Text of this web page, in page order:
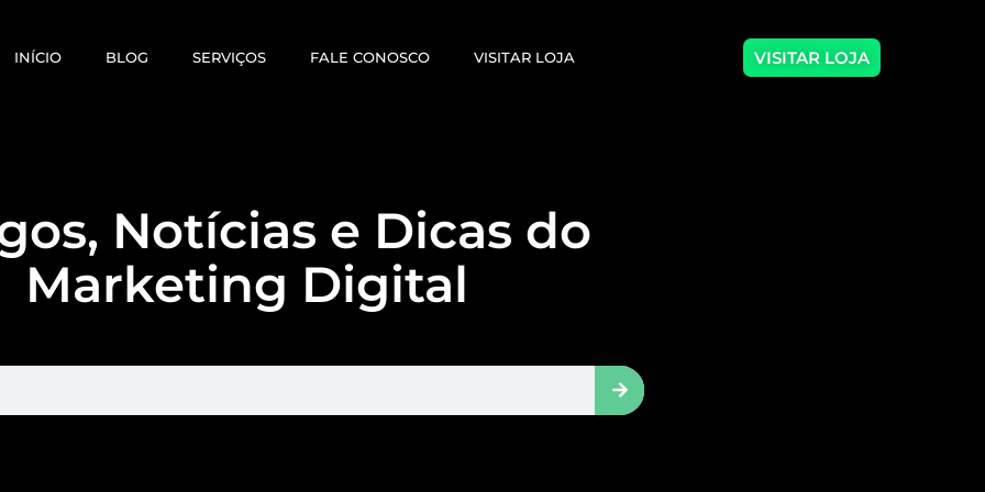
INÍCIO BLOG SERVIÇOS FALE CONOSCO VISITAR LOJA VISITAR LOJA
Notícias e Dicas do
Marketing Digital